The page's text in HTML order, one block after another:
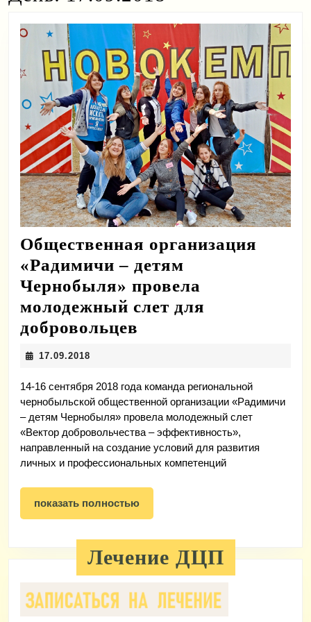
Общественная организация
«Радимичи – детям
Чернобыля» провела
молодежный слет для
добровольцев
–
детям
Чернобыля»
провела
молодежный
слет
для
добровольцев
17.09.2018
14-16 сентября 2018 года команда региональной
чернобыльской общественной организации «Радимичи
– детям Чернобыля» провела молодежный слет
«Вектор добровольчества – эффективность»,
направленный на создание условий для развития
личных и профессиональных компетенций
показать полностьюпоказать
полностью
Лечение ДЦП